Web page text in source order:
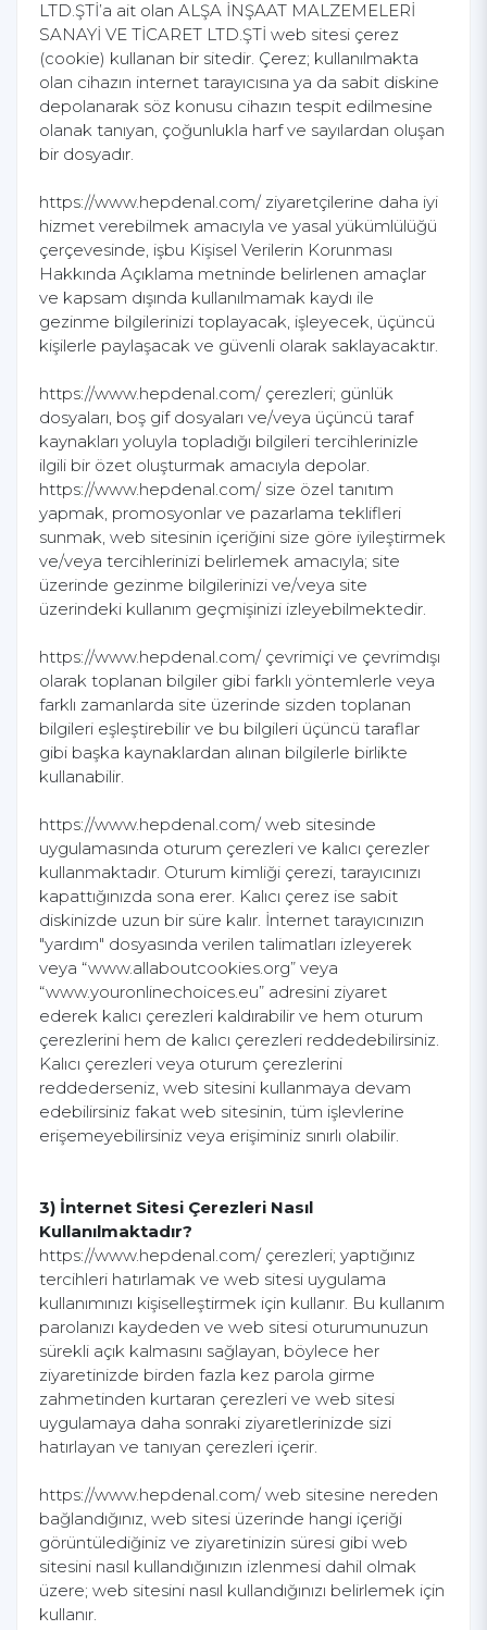
LTD.ŞTİ’a ait olan ALŞA İNŞAAT MALZEMELERİ
SANAYİ VE TİCARET LTD.ŞTİ web sitesi çerez
(cookie) kullanan bir sitedir. Çerez; kullanılmakta
olan cihazın internet tarayıcısına ya da sabit diskine
depolanarak söz konusu cihazın tespit edilmesine
olanak tanıyan, çoğunlukla harf ve sayılardan oluşan
bir dosyadır.
https://www.hepdenal.com/ ziyaretçilerine daha iyi
hizmet verebilmek amacıyla ve yasal yükümlülüğü
çerçevesinde, işbu Kişisel Verilerin Korunması
Hakkında Açıklama metninde belirlenen amaçlar
ve kapsam dışında kullanılmamak kaydı ile
gezinme bilgilerinizi toplayacak, işleyecek, üçüncü
kişilerle paylaşacak ve güvenli olarak saklayacaktır.
https://www.hepdenal.com/ çerezleri; günlük
dosyaları, boş gif dosyaları ve/veya üçüncü taraf
kaynakları yoluyla topladığı bilgileri tercihlerinizle
ilgili bir özet oluşturmak amacıyla depolar.
https://www.hepdenal.com/ size özel tanıtım
yapmak, promosyonlar ve pazarlama teklifleri
sunmak, web sitesinin içeriğini size göre iyileştirmek
ve/veya tercihlerinizi belirlemek amacıyla; site
üzerinde gezinme bilgilerinizi ve/veya site
üzerindeki kullanım geçmişinizi izleyebilmektedir.
https://www.hepdenal.com/ çevrimiçi ve çevrimdışı
olarak toplanan bilgiler gibi farklı yöntemlerle veya
farklı zamanlarda site üzerinde sizden toplanan
bilgileri eşleştirebilir ve bu bilgileri üçüncü taraflar
gibi başka kaynaklardan alınan bilgilerle birlikte
kullanabilir.
https://www.hepdenal.com/ web sitesinde
uygulamasında oturum çerezleri ve kalıcı çerezler
kullanmaktadır. Oturum kimliği çerezi, tarayıcınızı
kapattığınızda sona erer. Kalıcı çerez ise sabit
diskinizde uzun bir süre kalır. İnternet tarayıcınızın
"yardım" dosyasında verilen talimatları izleyerek
veya “www.allaboutcookies.org” veya
“www.youronlinechoices.eu” adresini ziyaret
ederek kalıcı çerezleri kaldırabilir ve hem oturum
çerezlerini hem de kalıcı çerezleri reddedebilirsiniz.
Kalıcı çerezleri veya oturum çerezlerini
reddederseniz, web sitesini kullanmaya devam
edebilirsiniz fakat web sitesinin, tüm işlevlerine
erişemeyebilirsiniz veya erişiminiz sınırlı olabilir.
3) İnternet Sitesi Çerezleri Nasıl
Kullanılmaktadır?
https://www.hepdenal.com/ çerezleri; yaptığınız
tercihleri hatırlamak ve web sitesi uygulama
kullanımınızı kişiselleştirmek için kullanır. Bu kullanım
parolanızı kaydeden ve web sitesi oturumunuzun
sürekli açık kalmasını sağlayan, böylece her
ziyaretinizde birden fazla kez parola girme
zahmetinden kurtaran çerezleri ve web sitesi
uygulamaya daha sonraki ziyaretlerinizde sizi
hatırlayan ve tanıyan çerezleri içerir.
https://www.hepdenal.com/ web sitesine nereden
bağlandığınız, web sitesi üzerinde hangi içeriği
görüntülediğiniz ve ziyaretinizin süresi gibi web
sitesini nasıl kullandığınızın izlenmesi dahil olmak
üzere; web sitesini nasıl kullandığınızı belirlemek için
kullanır.